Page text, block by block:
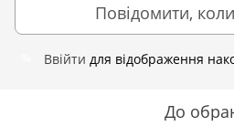
Повідомити,
Ввійти для відображення
До